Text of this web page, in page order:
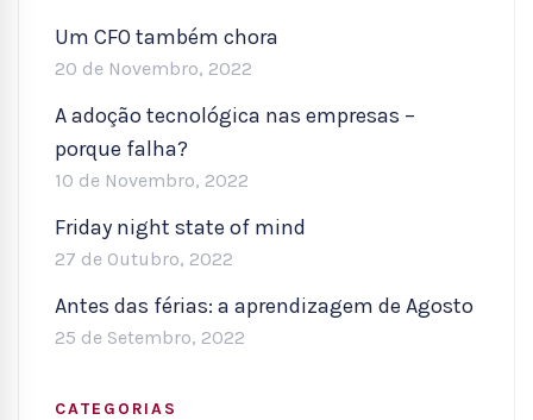
Um CFO também chora
20 de Novembro, 2022
A adoção tecnológica nas empresas –
porque falha?
10 de Novembro, 2022
Friday night state of mind
27 de Outubro, 2022
Antes das férias: a aprendizagem de Agosto
25 de Setembro, 2022
CATEGORIAS